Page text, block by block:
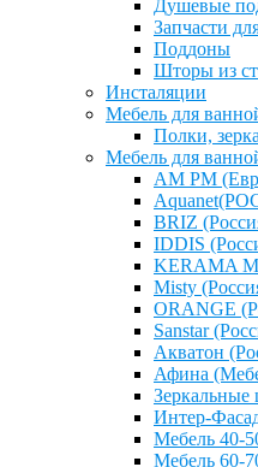
Душевые
Запчасти
Поддоны
Шторы из
Инсталяции
Мебель для
Полки,
Мебель для
AM PM
BRIZ
IDDIS
KERAMA
Misty
ОRANGE
Sanstar
Акватон
Афина
Интер-
Мебель 40-
Мебель 60-